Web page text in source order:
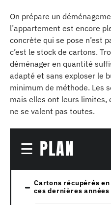
On prépare un
l’appartement est encore
concrète qui se pose n’est
c’est le stock de cartons.
déménager en quantité
adapté et sans exploser le
minimum de méthode. Les
mais elles ont leurs
ne se valent pas toutes.
PLAN
Cartons récupérés
ces dernières années